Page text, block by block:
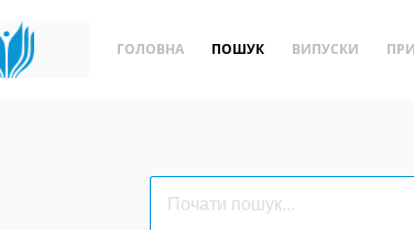
ГОЛОВНА ПОШУК ВИПУСКИ